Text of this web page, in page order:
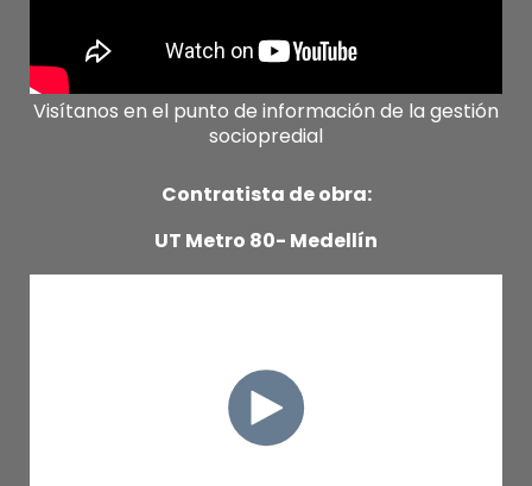
Visítanos en el punto de información de la gestión
sociopredial
Contratista de obra:
UT Metro 80- Medellín